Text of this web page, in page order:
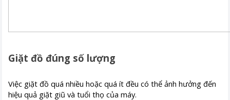
Giặt đồ đúng số lượng
Việc giặt đồ quá nhiều hoặc quá ít đều có thể ảnh hưởng đến
hiệu quả giặt giũ và tuổi thọ của máy.